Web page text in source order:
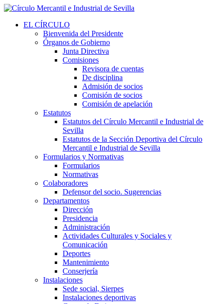
EL CÍRCULO
Bienvenida del Presidente
Órganos de Gobierno
Junta Directiva
Comisiones
Revisora de cuentas
De disciplina
Admisión de socios
Comisión de socios
Comisión de apelación
Estatutos
Estatutos del Círculo Mercantil e Industrial de
Sevilla
Estatutos de la Sección Deportiva del Círculo
Mercantil e Industrial de Sevilla
Formularios y Normativas
Formularios
Normativas
Colaboradores
Defensor del socio. Sugerencias
Departamentos
Dirección
Presidencia
Administración
Actividades Culturales y Sociales y
Comunicación
Deportes
Mantenimiento
Conserjería
Instalaciones
Sede social, Sierpes
Instalaciones deportivas